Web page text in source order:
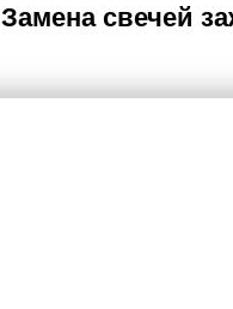
Замена свечей